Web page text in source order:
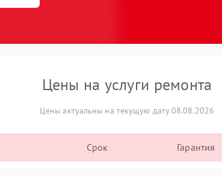
Цены на услуги ремонта
Цены актуальны на текущую дату 08.08.2026
Срок Гарантия